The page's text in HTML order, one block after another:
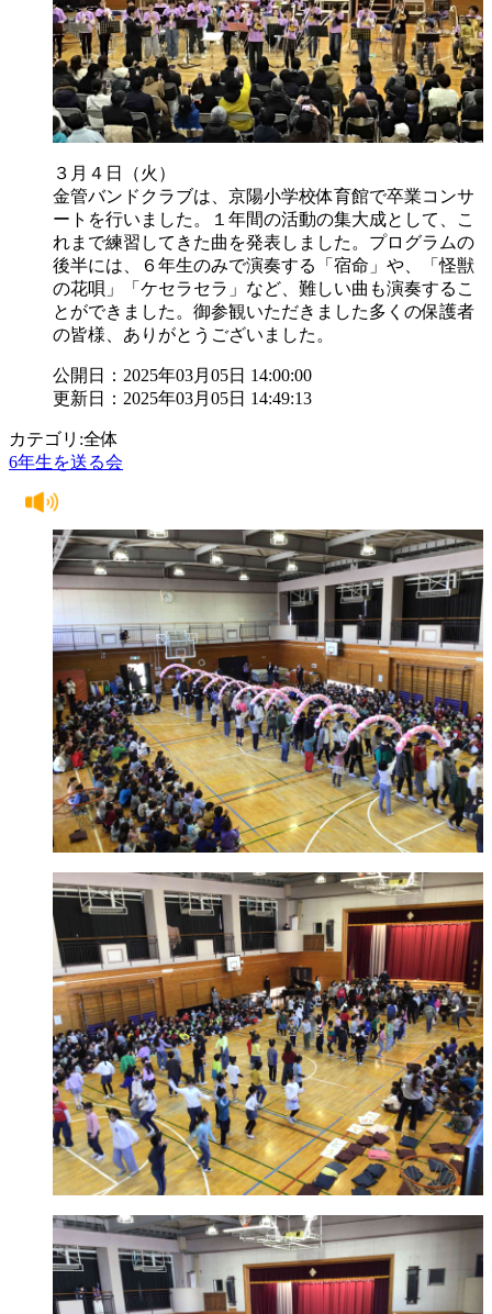
３月４日（火）
金管バンドクラブは、京陽小学校体育館で卒業コンサ
ートを行いました。１年間の活動の集大成として、こ
れまで練習してきた曲を発表しました。プログラムの
後半には、６年生のみで演奏する「宿命」や、「怪獣
の花唄」「ケセラセラ」など、難しい曲も演奏するこ
とができました。御参観いただきました多くの保護者
の皆様、ありがとうございました。
公開日：2025年03月05日 14:00:00
更新日：2025年03月05日 14:49:13
カテゴリ:全体
6年生を送る会